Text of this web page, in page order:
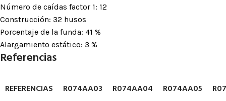
Número de caídas factor 1: 12
Construcción: 32 husos
Porcentaje de la funda: 41 %
Alargamiento estático: 3 %
Referencias
REFERENCIAS R074AA03 R074AA04 R074AA05